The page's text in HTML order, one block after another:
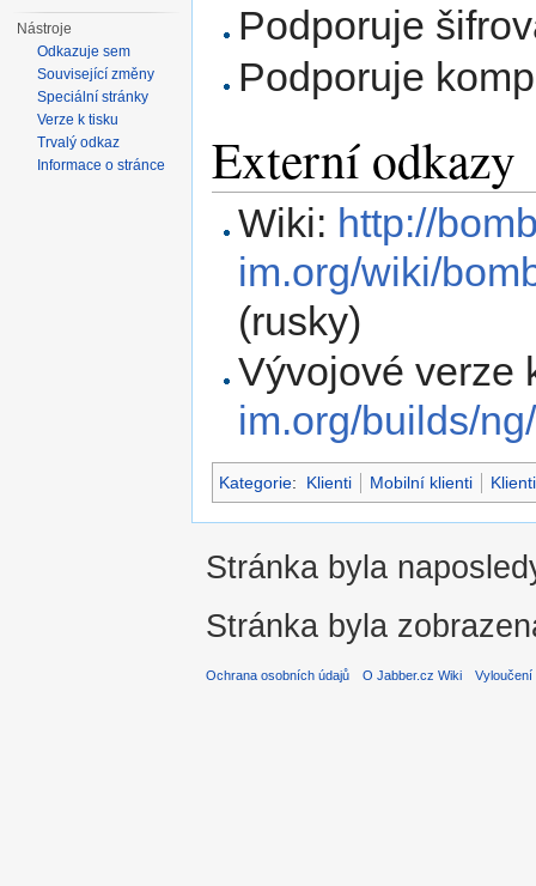
Podporuje
Podporuje
Externí odkazy
Wiki: http://
im.org/wiki/
(rusky)
Vývojové verze
im.org/builds/ng/
Kategorie: Klienti Mobilní klienti
Nástroje
Odkazuje sem
Související změny
Speciální stránky
Verze k tisku
Trvalý odkaz
Informace o stránce
Stránka byla
Stránka byla
Ochrana osobních údajů O Jabber.cz Wiki Vyloučení